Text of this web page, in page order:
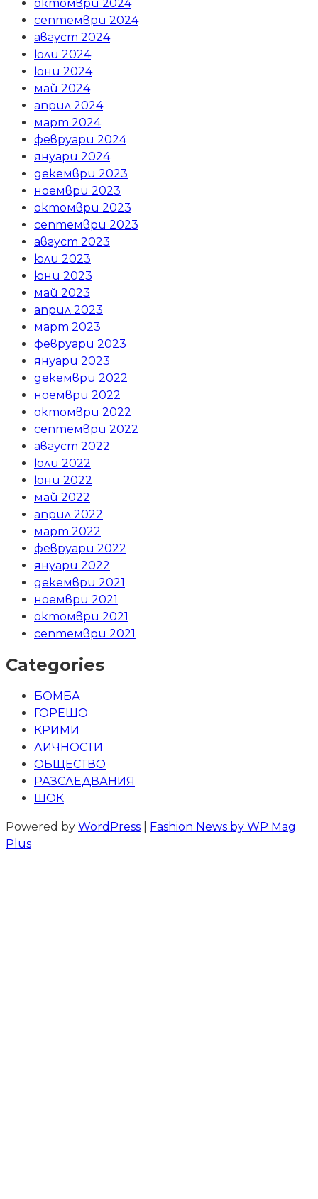
октомври 2024
септември 2024
август 2024
юли 2024
юни 2024
май 2024
април 2024
март 2024
февруари 2024
януари 2024
декември 2023
ноември 2023
октомври 2023
септември 2023
август 2023
юли 2023
юни 2023
май 2023
април 2023
март 2023
февруари 2023
януари 2023
декември 2022
ноември 2022
октомври 2022
септември 2022
август 2022
юли 2022
юни 2022
май 2022
април 2022
март 2022
февруари 2022
януари 2022
декември 2021
ноември 2021
октомври 2021
септември 2021
Categories
БОМБА
ГОРЕЩО
КРИМИ
ЛИЧНОСТИ
ОБЩЕСТВО
РАЗСЛЕДВАНИЯ
ШОК
Powered by WordPress
Fashion News by WP Mag
Plus